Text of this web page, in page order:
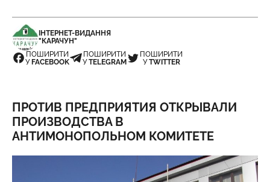
ІНТЕРНЕТ-ВИДАННЯ
"КАРАЧУН"
ПОШИРИТИ
У FACEBOOK
ПОШИРИТИ
УTELEGRAM
ПОШИРИТИ
УTWITTER
ПРОТИВ ПРЕДПРИЯТИЯ ОТКРЫВАЛИ
ПРОИЗВОДСТВА В
АНТИМОНОПОЛЬНОМ КОМИТЕТЕ